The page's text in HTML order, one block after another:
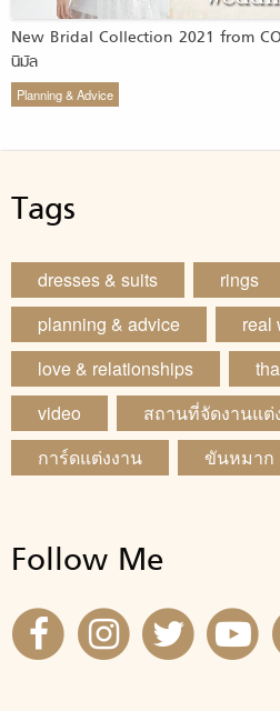
New Bridal Collection 2021 from
นิมัล
Planning & Advice
Tags
dresses & suits
rings
planning & advice
real
love & relationships
video
สถานที่จัดงานแต่
การ์ดแต่งงาน
ขันหมาก
Follow Me